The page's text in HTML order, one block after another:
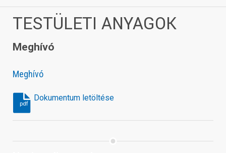
TESTÜLETI ANYAGOK
Meghívó
Meghívó
Dokumentum letöltése
pdf